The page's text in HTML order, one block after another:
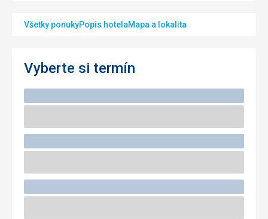
Všetky ponukyPopis hotelaMapa a lokalita
Vyberte si termín